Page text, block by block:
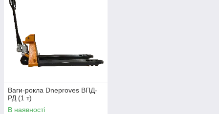
Ваги-рокла Dneproves ВПД-
РД (1 т)
В наявності